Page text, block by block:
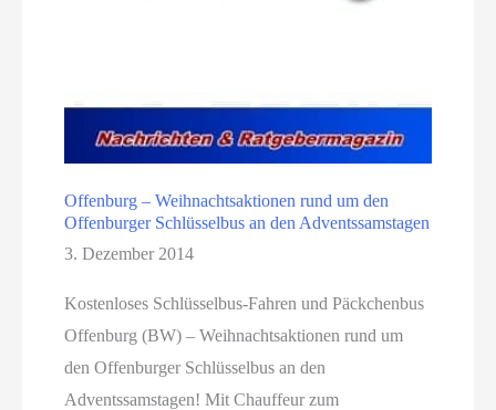
Offenburg – Weihnachtsaktionen rund um den
Offenburger Schlüsselbus an den Adventssamstagen
3. Dezember 2014
Kostenloses Schlüsselbus-Fahren und Päckchenbus
Offenburg (BW) – Weihnachtsaktionen rund um
den Offenburger Schlüsselbus an den
Adventssamstagen! Mit Chauffeur zum